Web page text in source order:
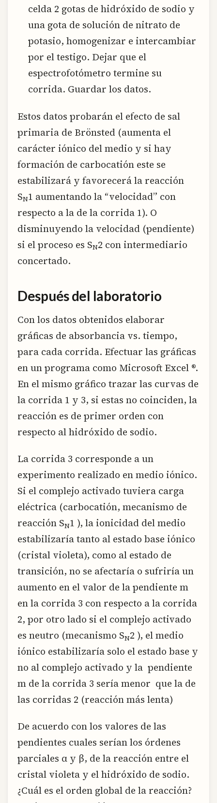
celda 2 gotas de hidróxido de sodio y
una gota de solución de nitrato de
potasio, homogenizar e intercambiar
por el testigo. Dejar que el
espectrofotómetro termine su
corrida. Guardar los datos.
Estos datos probarán el efecto de sal
primaria de Brönsted (aumenta el
carácter iónico del medio y si hay
formación de carbocatión este se
estabilizará y favorecerá la reacción
SN1 aumentando la “velocidad” con
respecto a la de la corrida 1). O
disminuyendo la velocidad (pendiente)
si el proceso es SN2 con intermediario
concertado.
Después del laboratorio
Con los datos obtenidos elaborar
gráficas de absorbancia vs. tiempo,
para cada corrida. Efectuar las gráficas
en un programa como Microsoft Excel ®.
En el mismo gráfico trazar las curvas de
la corrida 1 y 3, si estas no coinciden, la
reacción es de primer orden con
respecto al hidróxido de sodio.
La corrida 3 corresponde a un
experimento realizado en medio iónico.
Si el complejo activado tuviera carga
eléctrica (carbocatión, mecanismo de
reacción SN1 ), la ionicidad del medio
estabilizaría tanto al estado base iónico
(cristal violeta), como al estado de
transición, no se afectaría o sufriría un
aumento en el valor de la pendiente m
en la corrida 3 con respecto a la corrida
2, por otro lado si el complejo activado
es neutro (mecanismo SN2 ), el medio
iónico estabilizaría solo el estado base y
no al complejo activado y la pendiente
m de la corrida 3 sería menor que la de
las corridas 2 (reacción más lenta)
De acuerdo con los valores de las
pendientes cuales serían los órdenes
parciales α y β, de la reacción entre el
cristal violeta y el hidróxido de sodio.
¿Cuál es el orden global de la reacción?